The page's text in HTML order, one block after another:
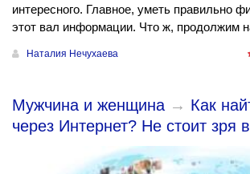
интересного. Главное, уметь правильно
этот вал информации. Что ж, продолжим
Наталия Нечухаева
Мужчина и женщина → Как
через Интернет? Не стоит зря